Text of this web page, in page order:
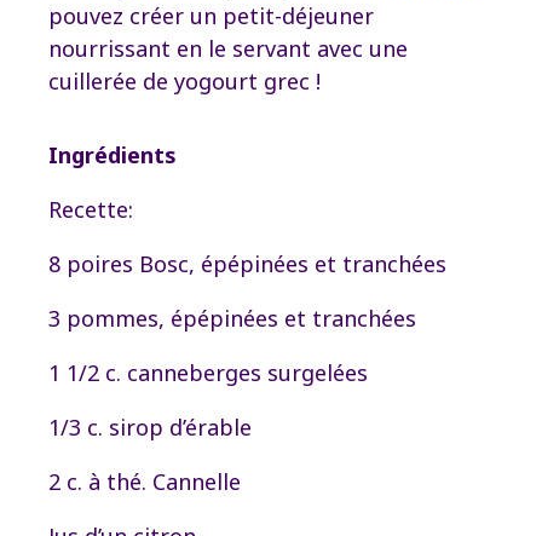
pouvez créer un petit-déjeuner
nourrissant en le servant avec une
cuillerée de yogourt grec !
Ingrédients
Recette:
8 poires Bosc, épépinées et tranchées
3 pommes, épépinées et tranchées
1 1/2 c. canneberges surgelées
1/3 c. sirop d’érable
2 c. à thé. Cannelle